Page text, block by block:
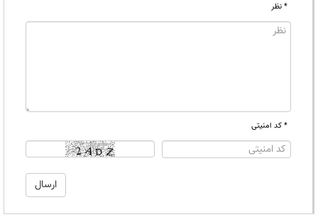
* نظر
* کد امنیتی